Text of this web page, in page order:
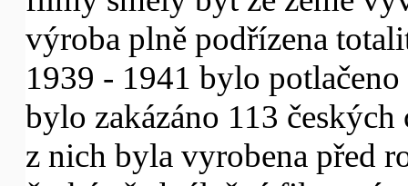
výroba plně podřízena
1939 - 1941 bylo
bylo zakázáno 113
z nich byla vyrobena před